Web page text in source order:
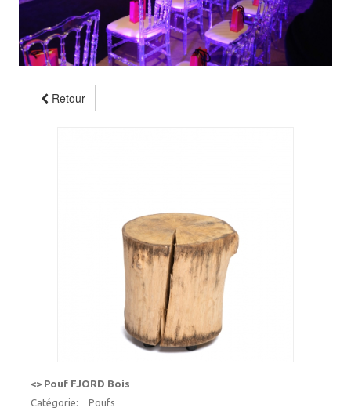
Retour
<> Pouf FJORD Bois
Catégorie:
Poufs